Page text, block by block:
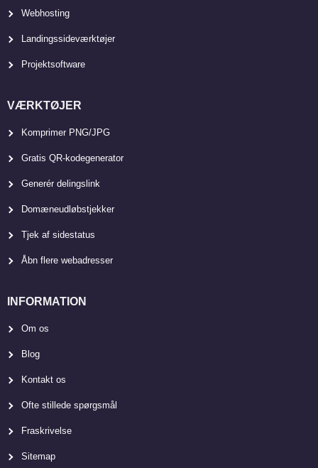
Webhosting
Landingssideværktøjer
Projektsoftware
VÆRKTØJER
Komprimer PNG/JPG
Gratis QR-kodegenerator
Generér delingslink
Domæneudløbstjekker
Tjek af sidestatus
Åbn flere webadresser
INFORMATION
Om os
Blog
Kontakt os
Ofte stillede spørgsmål
Fraskrivelse
Sitemap